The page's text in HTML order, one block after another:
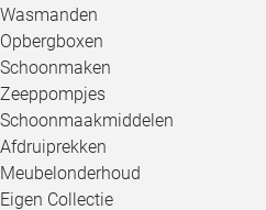
Wasmanden
Opbergboxen
Schoonmaken
Zeeppompjes
Schoonmaakmiddelen
Afdruiprekken
Meubelonderhoud
Eigen Collectie